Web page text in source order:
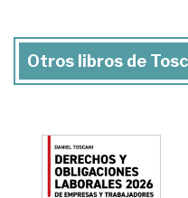
Otros libros de